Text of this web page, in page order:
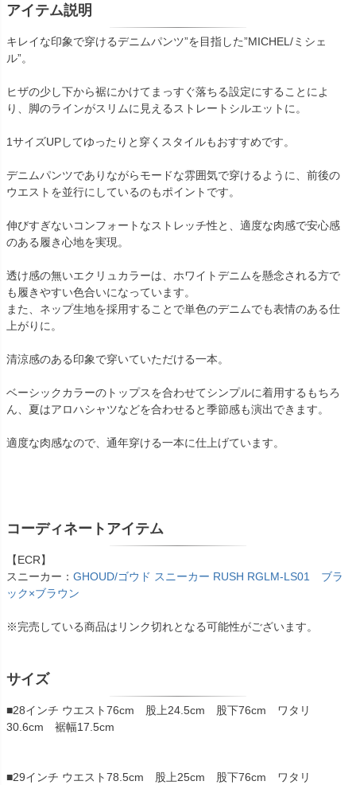
アイテム説明
キレイな印象で穿けるデニムパンツ”を目指した”MICHEL/ミシェ
ル”。
ヒザの少し下から裾にかけてまっすぐ落ちる設定にすることによ
り、脚のラインがスリムに見えるストレートシルエットに。
1サイズUPしてゆったりと穿くスタイルもおすすめです。
デニムパンツでありながらモードな雰囲気で穿けるように、前後の
ウエストを並行にしているのもポイントです。
伸びすぎないコンフォートなストレッチ性と、適度な肉感で安心感
のある履き心地を実現。
透け感の無いエクリュカラーは、ホワイトデニムを懸念される方で
も履きやすい色合いになっています。
また、ネップ生地を採用することで単色のデニムでも表情のある仕
上がりに。
清涼感のある印象で穿いていただける一本。
ベーシックカラーのトップスを合わせてシンプルに着用するもちろ
ん、夏はアロハシャツなどを合わせると季節感も演出できます。
適度な肉感なので、通年穿ける一本に仕上げています。
コーディネートアイテム
【ECR】
スニーカー： GHOUD/ゴウド スニーカー RUSH RGLM-LS01 ブラ
ック×ブラウン
※完売している商品はリンク切れとなる可能性がございます。
サイズ
■28インチ ウエスト76cm 股上24.5cm 股下76cm ワタリ
30.6cm 裾幅17.5cm
■29インチ ウエスト78.5cm 股上25cm 股下76cm ワタリ